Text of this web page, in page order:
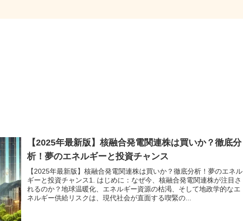
【2025年最新版】核融合発電関連株は買いか？徹底分
析！夢のエネルギーと投資チャンス
【2025年最新版】核融合発電関連株は買いか？徹底分析！夢のエネル
ギーと投資チャンス1. はじめに：なぜ今、核融合発電関連株が注目さ
れるのか？地球温暖化、エネルギー資源の枯渇、そして地政学的なエ
ネルギー供給リスクは、現代社会が直面する喫緊の...